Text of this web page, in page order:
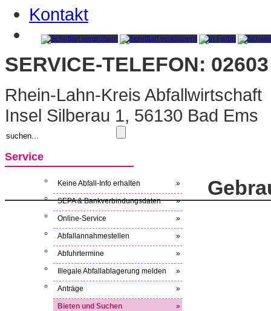
Kontakt
SERVICE-TELEFON:
Rhein-Lahn-Kreis Abfallwirtschaft
Insel Silberau 1, 56130 Bad Ems
Service
Keine Abfall-Info erhalten »
SEPA & Bankverbindungsdaten »
Online-Service »
Abfallannahmestellen »
Abfuhrtermine »
Illegale Abfallablagerung melden »
Anträge »
Bieten und Suchen
»